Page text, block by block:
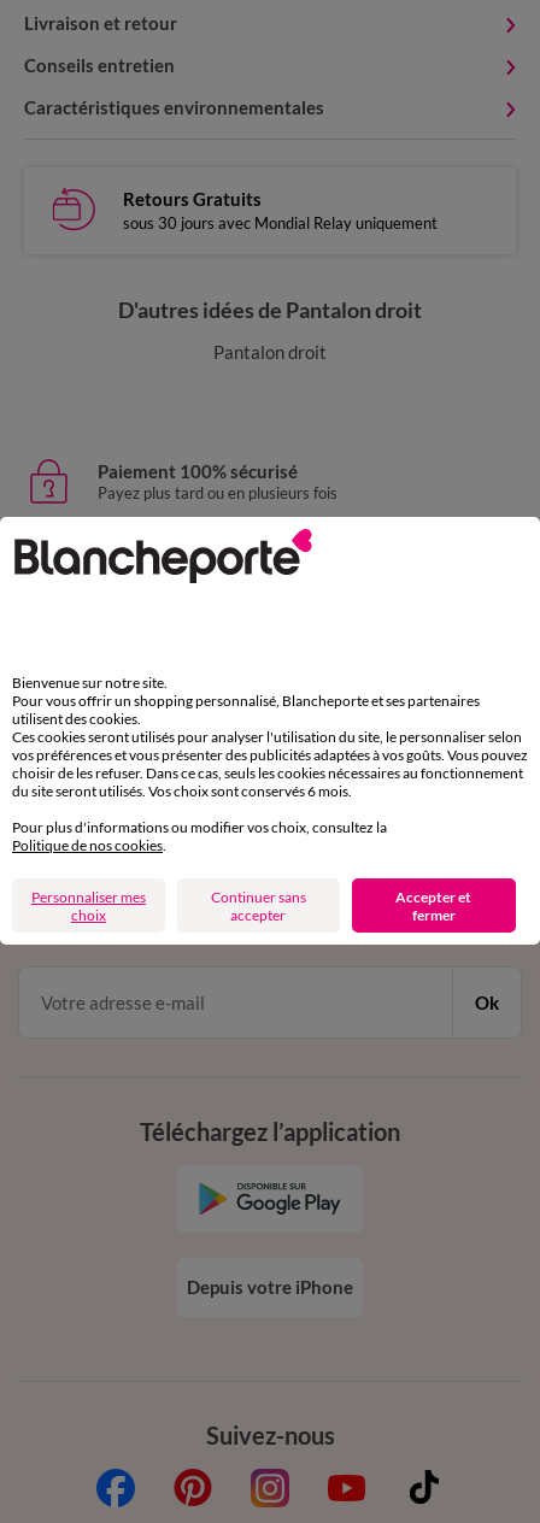
Livraison et retour
Conseils entretien
Caractéristiques environnementales
Retours Gratuits
sous 30 jours avec Mondial Relay uniquement
D'autres idées de Pantalon droit
Pantalon droit
Paiement 100% sécurisé
Payez plus tard ou en plusieurs fois
Livraison express
domicile, relais, consignes automatiques
Service clients
par chat et par téléphone
de 8h00 à 20h00 du lundi au samedi
en vous inscrivant à la newsletter
dès 20€ d’achat
conditions dans votre email de confirmation
Ok
Suivez-nous
Téléchargez l’application
Depuis votre iPhone
Bienvenue sur notre site.
Pour vous offrir un shopping personnalisé, Blancheporte et ses partenaires
utilisent des cookies.
Ces cookies seront utilisés pour analyser l'utilisation du site, le personnaliser selon
vos préférences et vous présenter des publicités adaptées à vos goûts. Vous pouvez
choisir de les refuser. Dans ce cas, seuls les cookies nécessaires au fonctionnement
du site seront utilisés. Vos choix sont conservés 6 mois.
Pour plus d'informations ou modifier vos choix, consultez la
Politique de nos cookies.
Personnaliser mes
choix
Continuer sans
accepter
Accepter et
fermer